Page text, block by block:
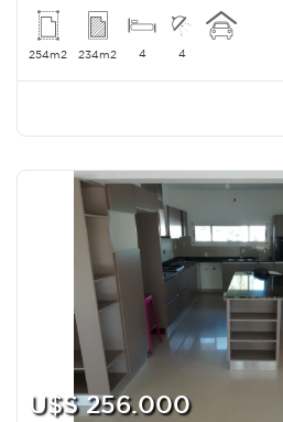
254m2 234m2 4 4
U$S 256.000